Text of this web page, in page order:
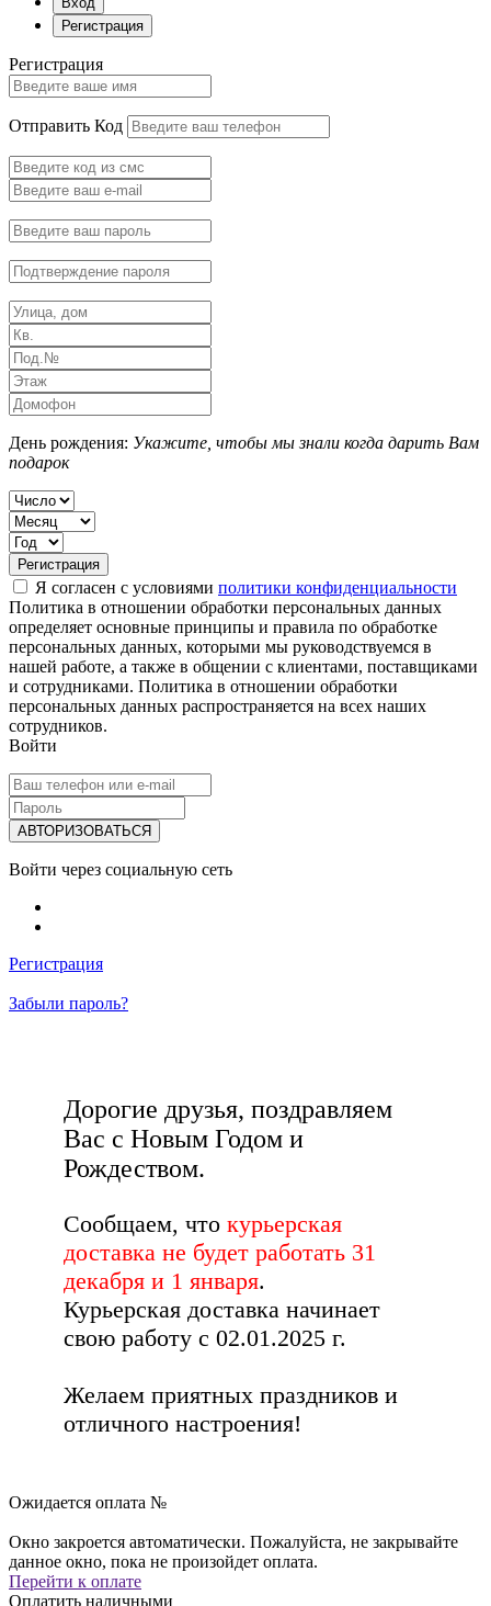
Регистрация
Регистрация
Отправить Код
День рождения: Укажите, чтобы мы знали когда дарить Вам
подарок
Я согласен с условиями политики конфиденциальности
Политика в отношении обработки персональных данных
определяет основные принципы и правила по обработке
персональных данных, которыми мы руководствуемся в
нашей работе, а также в общении с клиентами, поставщиками
и сотрудниками. Политика в отношении обработки
персональных данных распространяется на всех наших
сотрудников.
Войти
Войти через социальную сеть
Регистрация
Забыли пароль?
Дорогие друзья, поздравляем
Вас с Новым Годом и
Рождеством.
Сообщаем, что курьерская
доставка не будет работать 31
декабря и 1 января.
Курьерская доставка начинает
свою работу с 02.01.2025 г.
Желаем приятных праздников и
отличного настроения!
Ожидается оплата №
Окно закроется автоматически. Пожалуйста, не закрывайте
данное окно, пока не произойдет оплата.
Перейти к оплате
Оплатить наличными